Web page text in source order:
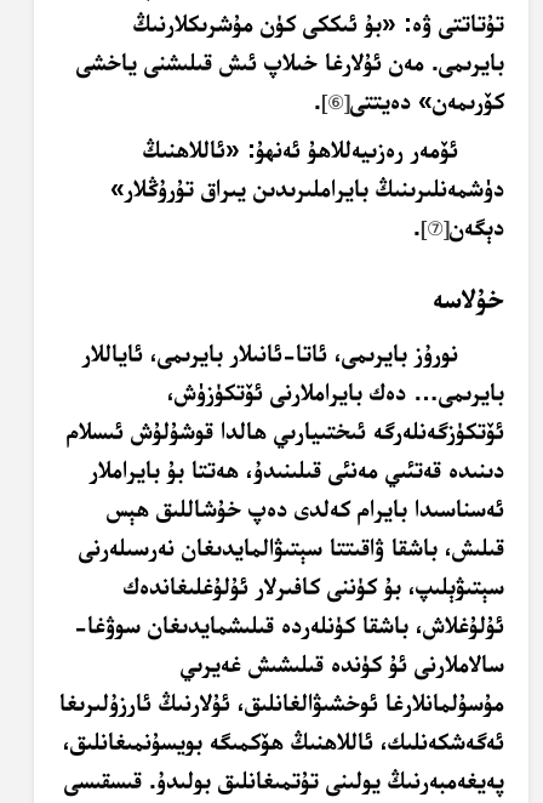
تۇتاتتى ۋە: «بۇ ئىككى كۈن مۇشرىكلارنىڭ
بايرىمى. مەن ئۇلارغا خىلاپ ئىش قىلىشنى ياخشى
كۆرىمەن» دەيتتى
[⑥]
.
ئۆمەر رەزىيەللاھۇ ئەنھۇ: «ئاللاھنىڭ
دۈشمەنلىرىنىڭ بايراملىرىدىن يىراق تۇرۇڭلار»
دېگەن
[⑦]
.
خۇلاسە
نورۇز بايرىمى، ئاتا-ئانىلار بايرىمى، ئاياللار
بايرىمى… دەك بايراملارنى ئۆتكۈزۈش،
ئۆتكۈزگەنلەرگە ئىختىيارىي ھالدا قوشۇلۇش ئىسلام
دىنىدە قەتئىي مەنئى قىلىنىدۇ، ھەتتا بۇ بايراملار
ئەسناسىدا بايرام كەلدى دەپ خۇشاللىق ھېس
قىلىش، باشقا ۋاقىتتا سېتىۋالمايدىغان نەرسىلەرنى
سېتىۋېلىپ، بۇ كۈننى كافىرلار ئۇلۇغلىغاندەك
ئۇلۇغلاش، باشقا كۈنلەردە قىلىشمايدىغان سوۋغا-
سالاملارنى ئۇ كۈندە قىلىشىش غەيرىي
مۇسۇلمانلارغا ئوخشىۋالغانلىق، ئۇلارنىڭ ئارزۇلىرىغا
ئەگەشكەنلىك، ئاللاھنىڭ ھۆكمىگە بويسۇنمىغانلىق،
پەيغەمبەرنىڭ يولىنى تۇتمىغانلىق بولىدۇ. قىسقىسى